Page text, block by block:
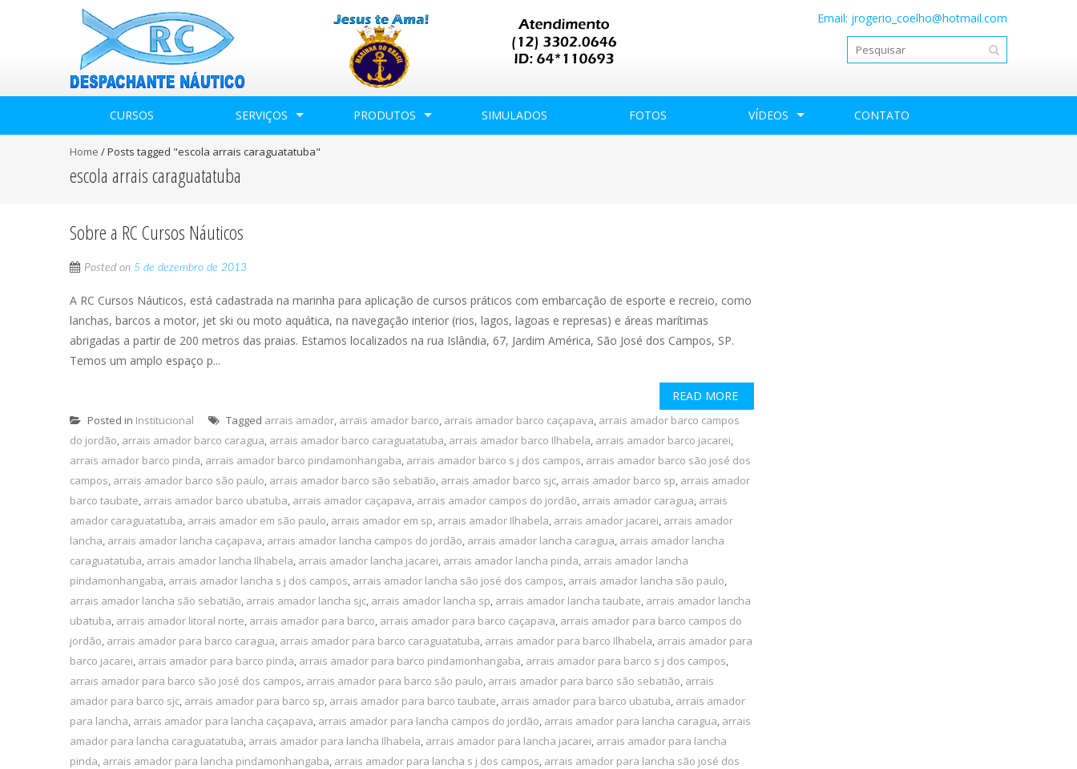
Email: jrogerio_coelho@hotmail.com
CURSOS SERVIÇOS PRODUTOS SIMULADOS FOTOS VÍDEOS CONTATO
Home /Posts tagged "escola arrais caraguatatuba"
escola arrais caraguatatuba
Sobre a RC Cursos Náuticos
Posted on 5 de dezembro de 2013
A RC Cursos Náuticos, está cadastrada na marinha para aplicação de cursos práticos com embarcação de esporte e recreio, como
lanchas, barcos a motor, jet ski ou moto aquática, na navegação interior (rios, lagos, lagoas e represas) e áreas marítimas
abrigadas a partir de 200 metros das praias. Estamos localizados na rua Islândia, 67, Jardim América, São José dos Campos, SP.
Temos um amplo espaço p...
READ MORE
Posted in Institucional Tagged arrais amador, arrais amador barco, arrais amador barco caçapava, arrais amador barco campos
do jordão, arrais amador barco caragua, arrais amador barco caraguatatuba, arrais amador barco Ilhabela, arrais amador barco jacarei,
arrais amador barco pinda, arrais amador barco pindamonhangaba, arrais amador barco s j dos campos, arrais amador barco são josé dos
campos, arrais amador barco são paulo, arrais amador barco são sebatião, arrais amador barco sjc, arrais amador barco sp, arrais amador
barco taubate, arrais amador barco ubatuba, arrais amador caçapava, arrais amador campos do jordão, arrais amador caragua, arrais
amador caraguatatuba, arrais amador em são paulo, arrais amador em sp, arrais amador Ilhabela, arrais amador jacarei, arrais amador
lancha, arrais amador lancha caçapava, arrais amador lancha campos do jordão, arrais amador lancha caragua, arrais amador lancha
caraguatatuba, arrais amador lancha Ilhabela, arrais amador lancha jacarei, arrais amador lancha pinda, arrais amador lancha
pindamonhangaba, arrais amador lancha s j dos campos, arrais amador lancha são josé dos campos, arrais amador lancha são paulo,
arrais amador lancha são sebatião, arrais amador lancha sjc, arrais amador lancha sp, arrais amador lancha taubate, arrais amador lancha
ubatuba, arrais amador litoral norte, arrais amador para barco, arrais amador para barco caçapava, arrais amador para barco campos do
jordão, arrais amador para barco caragua, arrais amador para barco caraguatatuba, arrais amador para barco Ilhabela, arrais amador para
barco jacarei, arrais amador para barco pinda, arrais amador para barco pindamonhangaba, arrais amador para barco s j dos campos,
arrais amador para barco são josé dos campos, arrais amador para barco são paulo, arrais amador para barco são sebatião, arrais
amador para barco sjc, arrais amador para barco sp, arrais amador para barco taubate, arrais amador para barco ubatuba, arrais amador
para lancha, arrais amador para lancha caçapava, arrais amador para lancha campos do jordão, arrais amador para lancha caragua, arrais
amador para lancha caraguatatuba, arrais amador para lancha Ilhabela, arrais amador para lancha jacarei, arrais amador para lancha
pinda, arrais amador para lancha pindamonhangaba, arrais amador para lancha s j dos campos, arrais amador para lancha são josé dos